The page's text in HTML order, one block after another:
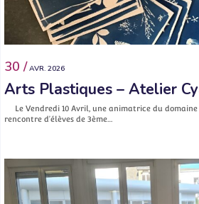
30 / AVR. 2026
Arts Plastiques – Atelier
Le Vendredi 10 Avril, une animatrice du domaine
rencontre d’élèves de 3ème…